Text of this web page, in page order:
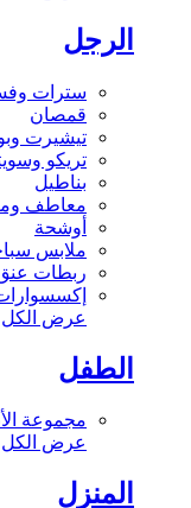
الرجل
سترات
قمصان
تيشيرت
تريكو
بناطيل
معاطف
أوشحة
ملابس
ربطات
عرض الكل
الطفل
مجموعة
عرض الكل
المنزل